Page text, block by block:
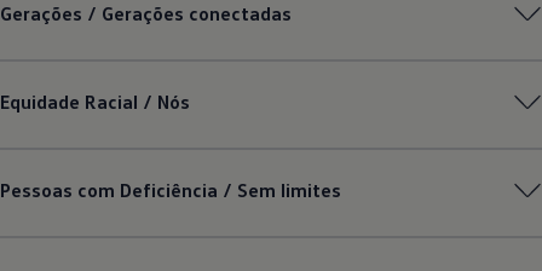
Gerações / Gerações conectadas
Equidade Racial / Nós
Pessoas com Deficiência / Sem limites